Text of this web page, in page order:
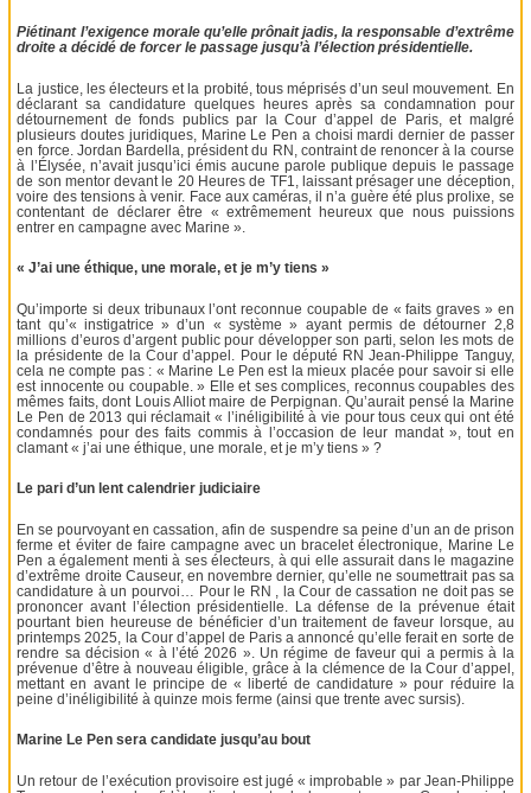
Piétinant l’exigence morale qu’elle prônait jadis, la responsable d’extrême
droite a décidé de forcer le passage jusqu’à l’élection présidentielle.
La justice, les électeurs et la probité, tous méprisés d’un seul mouvement. En
déclarant sa candidature quelques heures après sa condamnation pour
détournement de fonds publics par la Cour d’appel de Paris, et malgré
plusieurs doutes juridiques, Marine Le Pen a choisi mardi dernier de passer
en force. Jordan Bardella, président du RN, contraint de renoncer à la course
à l’Élysée, n’avait jusqu’ici émis aucune parole publique depuis le passage
de son mentor devant le 20 Heures de TF1, laissant présager une déception,
voire des tensions à venir. Face aux caméras, il n’a guère été plus prolixe, se
contentant de déclarer être « extrêmement heureux que nous puissions
entrer en campagne avec Marine ».
« J’ai une éthique, une morale, et je m’y tiens »
Qu’importe si deux tribunaux l’ont reconnue coupable de « faits graves » en
tant qu’« instigatrice » d’un « système » ayant permis de détourner 2,8
millions d’euros d’argent public pour développer son parti, selon les mots de
la présidente de la Cour d’appel. Pour le député RN Jean-Philippe Tanguy,
cela ne compte pas : « Marine Le Pen est la mieux placée pour savoir si elle
est innocente ou coupable. » Elle et ses complices, reconnus coupables des
mêmes faits, dont Louis Alliot maire de Perpignan. Qu’aurait pensé la Marine
Le Pen de 2013 qui réclamait « l’inéligibilité à vie pour tous ceux qui ont été
condamnés pour des faits commis à l’occasion de leur mandat », tout en
clamant « j’ai une éthique, une morale, et je m’y tiens » ?
Le pari d’un lent calendrier judiciaire
En se pourvoyant en cassation, afin de suspendre sa peine d’un an de prison
ferme et éviter de faire campagne avec un bracelet électronique, Marine Le
Pen a également menti à ses électeurs, à qui elle assurait dans le magazine
d’extrême droite Causeur, en novembre dernier, qu’elle ne soumettrait pas sa
candidature à un pourvoi… Pour le RN , la Cour de cassation ne doit pas se
prononcer avant l’élection présidentielle. La défense de la prévenue était
pourtant bien heureuse de bénéficier d’un traitement de faveur lorsque, au
printemps 2025, la Cour d’appel de Paris a annoncé qu’elle ferait en sorte de
rendre sa décision « à l’été 2026 ». Un régime de faveur qui a permis à la
prévenue d’être à nouveau éligible, grâce à la clémence de la Cour d’appel,
mettant en avant le principe de « liberté de candidature » pour réduire la
peine d’inéligibilité à quinze mois ferme (ainsi que trente avec sursis).
Marine Le Pen sera candidate jusqu’au bout
Un retour de l’exécution provisoire est jugé « improbable » par Jean-Philippe